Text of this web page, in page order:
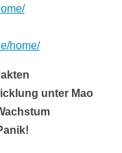
home/
unter Mao